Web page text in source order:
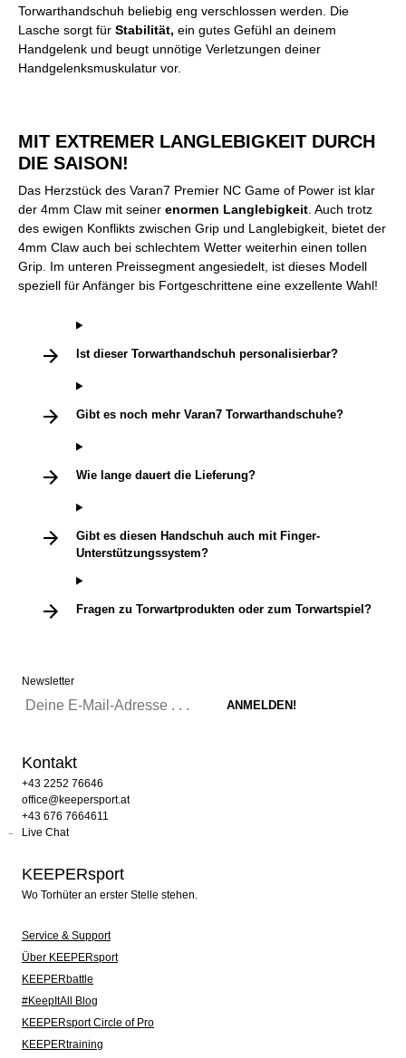
Torwarthandschuh beliebig eng verschlossen werden. Die
Lasche sorgt für Stabilität, ein gutes Gefühl an deinem
Handgelenk und beugt unnötige Verletzungen deiner
Handgelenksmuskulatur vor.
MIT EXTREMER LANGLEBIGKEIT DURCH
DIE SAISON!
Das Herzstück des Varan7 Premier NC Game of Power ist klar
der 4mm Claw mit seiner enormen Langlebigkeit . Auch trotz
des ewigen Konflikts zwischen Grip und Langlebigkeit, bietet der
4mm Claw auch bei schlechtem Wetter weiterhin einen tollen
Grip. Im unteren Preissegment angesiedelt, ist dieses Modell
speziell für Anfänger bis Fortgeschrittene eine exzellente Wahl!
Ist dieser Torwarthandschuh personalisierbar?
Gibt es noch mehr Varan7 Torwarthandschuhe?
Wie lange dauert die Lieferung?
Gibt es diesen Handschuh auch mit Finger-
Unterstützungssystem?
Fragen zu Torwartprodukten oder zum Torwartspiel?
Newsletter
Kontakt
+43 2252 76646
office@keepersport.at
+43 676 7664611
Live Chat
KEEPERsport
Wo Torhüter an erster Stelle stehen.
Service & Support
Über KEEPERsport
KEEPERbattle
#KeepItAll Blog
KEEPERsport Circle of Pro
KEEPERtraining